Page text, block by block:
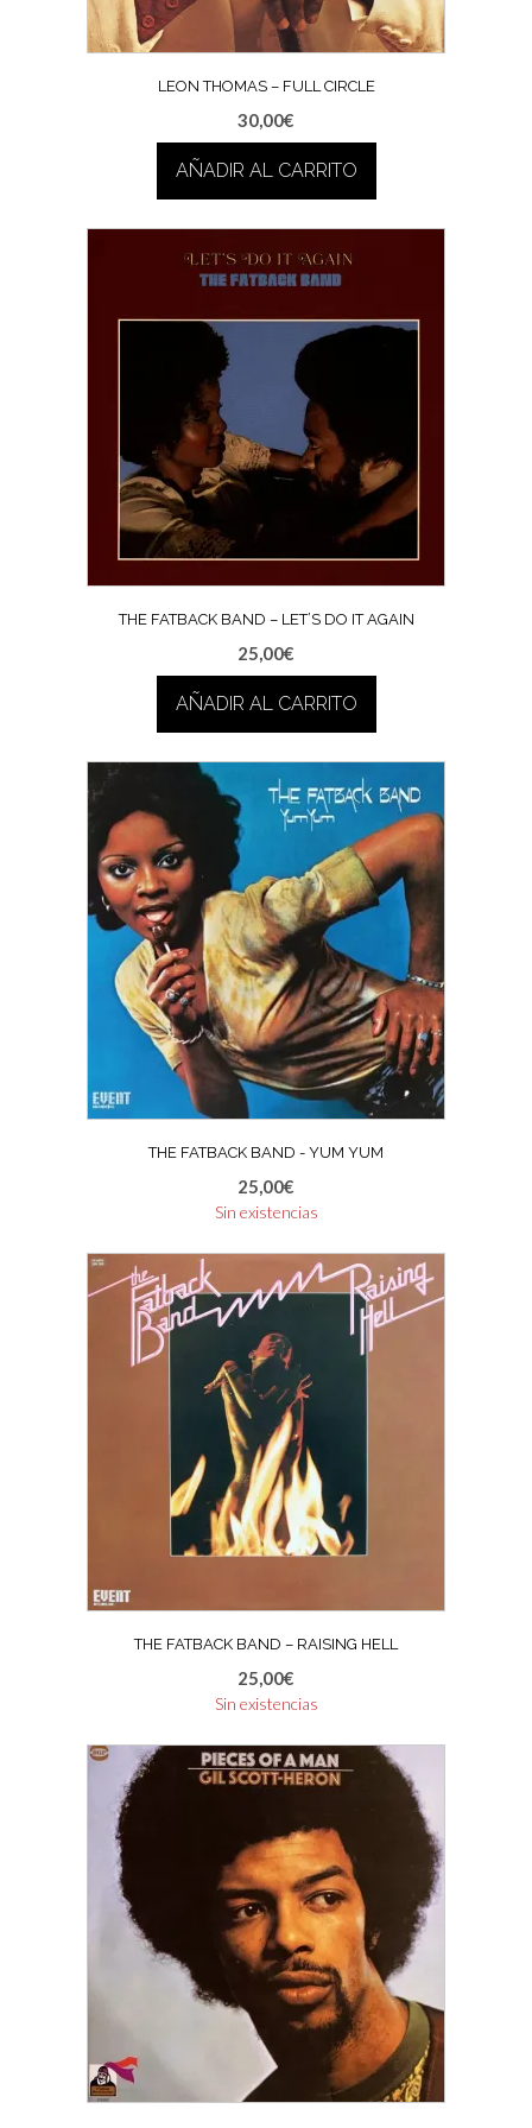
LEON THOMAS – FULL CIRCLE
30,00€
AÑADIR AL CARRITO
THE FATBACK BAND – LET’S DO IT AGAIN
25,00€
AÑADIR AL CARRITO
THE FATBACK BAND ‎- YUM YUM
25,00€
Sin existencias
THE FATBACK BAND – RAISING HELL
25,00€
Sin existencias